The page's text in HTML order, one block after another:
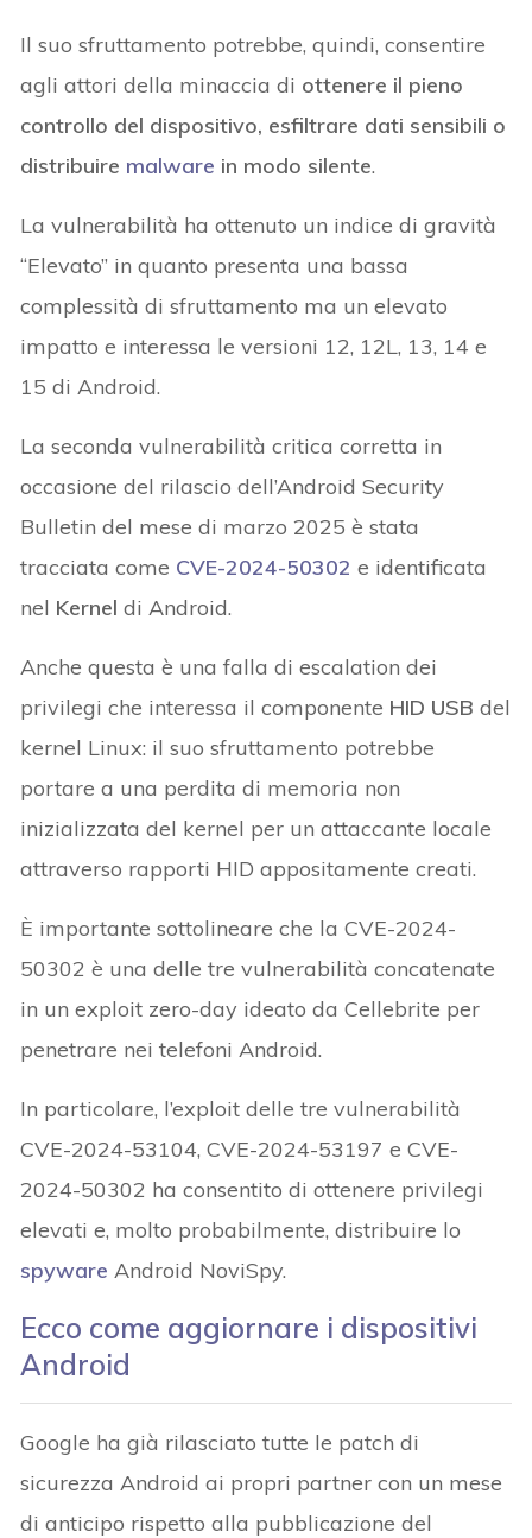
Il suo sfruttamento potrebbe, quindi, consentire
agli attori della minaccia di ottenere il pieno
controllo del dispositivo, esfiltrare dati sensibili o
distribuire malware in modo silente.
La vulnerabilità ha ottenuto un indice di gravità
“Elevato” in quanto presenta una bassa
complessità di sfruttamento ma un elevato
impatto e interessa le versioni 12, 12L, 13, 14 e
15 di Android.
La seconda vulnerabilità critica corretta in
occasione del rilascio dell’Android Security
Bulletin del mese di marzo 2025 è stata
tracciata come CVE-2024-50302 e identificata
nel Kernel di Android.
Anche questa è una falla di escalation dei
privilegi che interessa il componente HID USB del
kernel Linux: il suo sfruttamento potrebbe
portare a una perdita di memoria non
inizializzata del kernel per un attaccante locale
attraverso rapporti HID appositamente creati.
È importante sottolineare che la CVE-2024-
50302 è una delle tre vulnerabilità concatenate
in un exploit zero-day ideato da Cellebrite per
penetrare nei telefoni Android.
In particolare, l’exploit delle tre vulnerabilità
CVE-2024-53104, CVE-2024-53197 e CVE-
2024-50302 ha consentito di ottenere privilegi
elevati e, molto probabilmente, distribuire lo
spyware Android NoviSpy.
Ecco come aggiornare i dispositivi
Android
Google ha già rilasciato tutte le patch di
sicurezza Android ai propri partner con un mese
di anticipo rispetto alla pubblicazione del